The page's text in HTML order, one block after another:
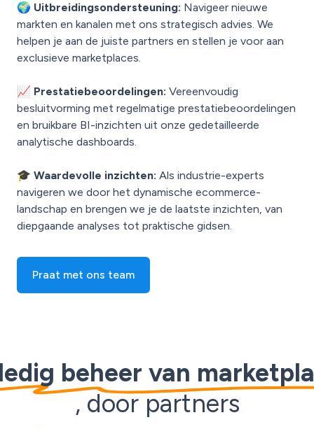
🌍 Uitbreidingsondersteuning: Navigeer nieuwe
markten en kanalen met ons strategisch advies. We
helpen je aan de juiste partners en stellen je voor aan
exclusieve marketplaces.
📈 Prestatiebeoordelingen: Vereenvoudig
besluitvorming met regelmatige prestatiebeoordelingen
en bruikbare BI-inzichten uit onze gedetailleerde
analytische dashboards.
🎓 Waardevolle inzichten: Als industrie-experts
navigeren we door het dynamische ecommerce-
landschap en brengen we je de laatste inzichten, van
diepgaande analyses tot praktische gidsen.
Praat met ons team
beheer van
, door partners